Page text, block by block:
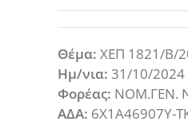
Θέμα: ΧΕΠ 1821/Β/
Ημ/νια: 31/10/2024
Φορέας: ΝΟΜ.ΓΕΝ.
ΑΔΑ: 6Χ1Α46907Υ-